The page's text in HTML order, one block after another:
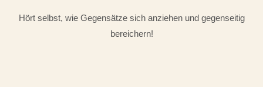
Hört selbst, wie Gegensätze sich anziehen und gegenseitig
bereichern!